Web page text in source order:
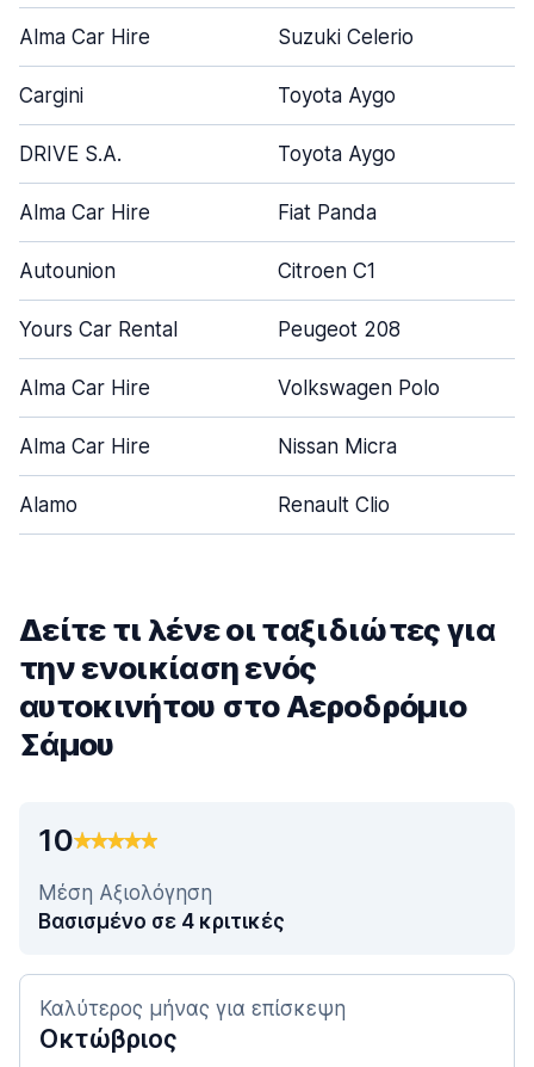
Alma Car Hire Suzuki Celerio
Cargini Toyota Aygo
DRIVE S.A. Toyota Aygo
Alma Car Hire Fiat Panda
Autounion Citroen C1
Yours Car Rental Peugeot 208
Alma Car Hire Volkswagen Polo
Alma Car Hire Nissan Micra
Alamo Renault Clio
Δείτε τι λένε οι ταξιδιώτες για
την ενοικίαση ενός
αυτοκινήτου στο Αεροδρόμιο
Σάμου
10
Μέση Αξιολόγηση
Βασισμένο σε 4 κριτικές
Καλύτερος μήνας για επίσκεψη
Οκτώβριος